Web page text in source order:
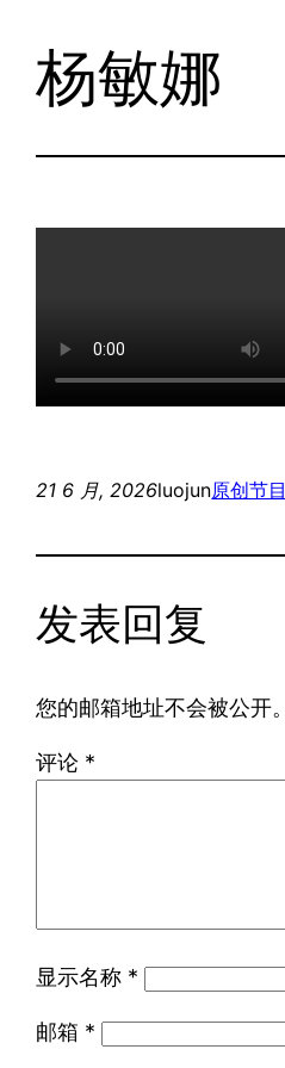
杨敏娜
21 6 月, 2026luojun原创节目
发表回复
您的邮箱地址不会被公开。
评论 *
显示名称 *
邮箱 *